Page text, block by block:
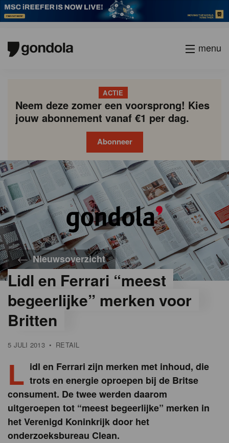
menu
ACTIE
Neem deze zomer een voorsprong! Kies
jouw abonnement vanaf €1 per dag.
Abonneer
Nieuwsoverzicht
Lidl en Ferrari “meest
begeerlijke” merken voor
Britten
5 JULI 2013 • RETAIL
L idl en Ferrari zijn merken met inhoud, die
trots en energie oproepen bij de Britse
consument. De twee werden daarom
uitgeroepen tot “meest begeerlijke” merken in
het Verenigd Koninkrijk door het
onderzoeksbureau Clean.
Gondola
academy
Gondola
society